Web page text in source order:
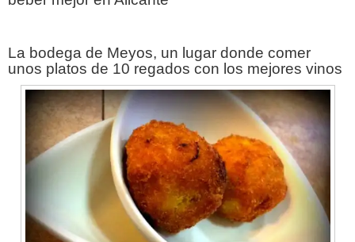
La bodega de Meyos, un lugar donde comer
unos platos de 10 regados con los mejores vinos